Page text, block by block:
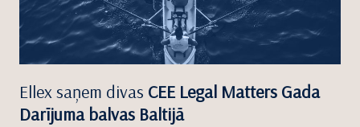
Ellex saņem divas CEE Legal Matters Gada
Darījuma balvas Baltijā